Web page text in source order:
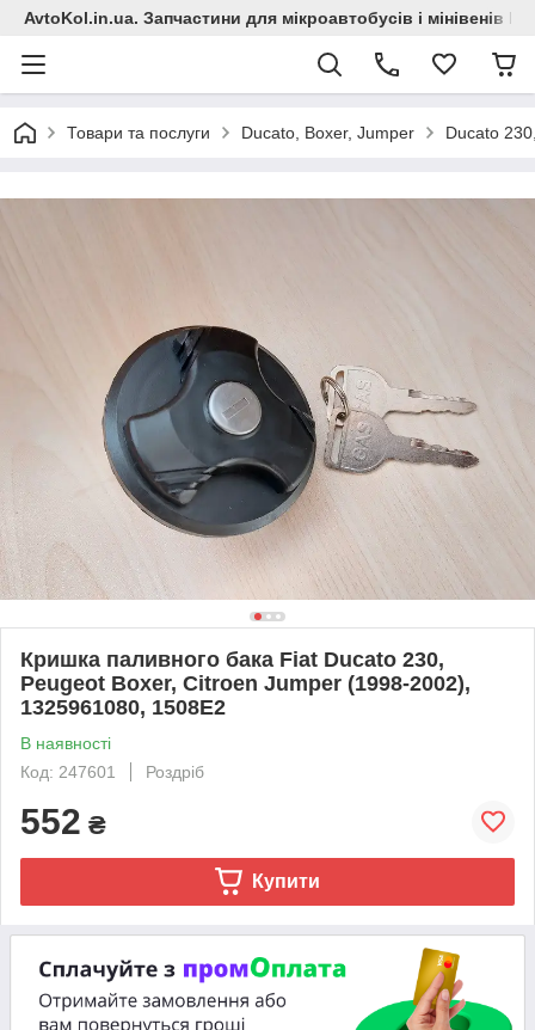
AvtoKol.in.ua. Запчастини для мікроавтобусів і мінівенів
Товари та послуги Ducato, Boxer, Jumper Ducato
Кришка паливного бака Fiat Ducato 230,
Peugeot Boxer, Citroen Jumper (1998-2002),
1325961080, 1508E2
В наявності
Код: 247601
Роздріб
552 ₴
Купити